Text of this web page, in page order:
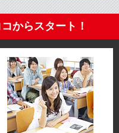
からスタート！